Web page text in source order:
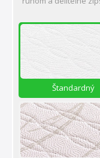
Štandardný